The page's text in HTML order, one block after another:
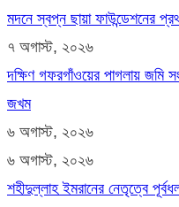
মদনে স্বপ্ন ছায়া ফাউন্ডেশনের
৭ অগাস্ট, ২০২৬
দক্ষিণ গফরগাঁওয়ের পাগলায় জমি
জখম
৬ অগাস্ট, ২০২৬
৬ অগাস্ট, ২০২৬
শহীদুল্লাহ ইমরানের নেতৃত্বে